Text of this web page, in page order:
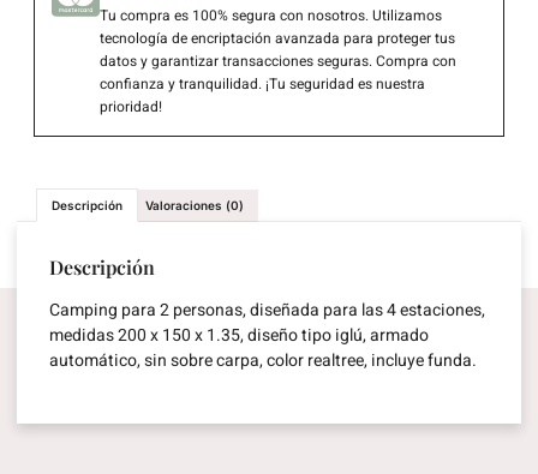
Tu compra es 100% segura con nosotros. Utilizamos
tecnología de encriptación avanzada para proteger tus
datos y garantizar transacciones seguras. Compra con
confianza y tranquilidad. ¡Tu seguridad es nuestra
prioridad!
Descripción Valoraciones (0)
Descripción
Camping para 2 personas, diseñada para las 4 estaciones,
medidas 200 x 150 x 1.35, diseño tipo iglú, armado
automático, sin sobre carpa, color realtree, incluye funda.